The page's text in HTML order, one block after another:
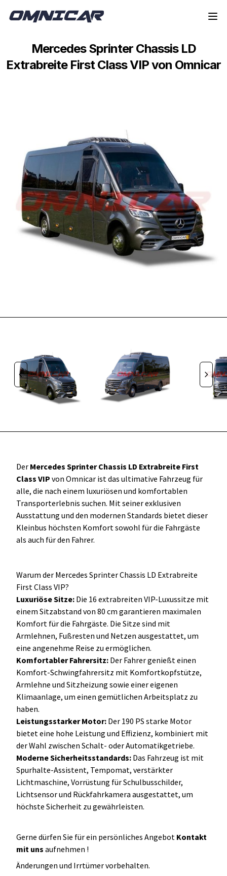
Mercedes Sprinter Chassis LD
Extrabreite First Class VIP von Omnicar
Der Mercedes Sprinter Chassis LD Extrabreite First
Class VIP von Omnicar ist das ultimative Fahrzeug für
alle, die nach einem luxuriösen und komfortablen
Transporterlebnis suchen. Mit seiner exklusiven
Ausstattung und den modernen Standards bietet dieser
Kleinbus höchsten Komfort sowohl für die Fahrgäste
als auch für den Fahrer.
Warum der Mercedes Sprinter Chassis LD Extrabreite
First Class VIP?
Luxuriöse Sitze: Die 16 extrabreiten VIP-Luxussitze mit
einem Sitzabstand von 80 cm garantieren maximalen
Komfort für die Fahrgäste. Die Sitze sind mit
Armlehnen, Fußresten und Netzen ausgestattet, um
eine angenehme Reise zu ermöglichen.
Komfortabler Fahrersitz: Der Fahrer genießt einen
Komfort-Schwingfahrersitz mit Komfortkopfstütze,
Armlehne und Sitzheizung sowie einer eigenen
Klimaanlage, um einen gemütlichen Arbeitsplatz zu
haben.
Leistungsstarker Motor: Der 190 PS starke Motor
bietet eine hohe Leistung und Effizienz, kombiniert mit
der Wahl zwischen Schalt- oder Automatikgetriebe.
Moderne Sicherheitsstandards: Das Fahrzeug ist mit
Spurhalte-Assistent, Tempomat, verstärkter
Lichtmaschine, Vorrüstung für Schulbusschilder,
Lichtsensor und Rückfahrkamera ausgestattet, um
höchste Sicherheit zu gewährleisten.
Gerne dürfen Sie für ein persönliches Angebot Kontakt
mit uns aufnehmen !
Änderungen und Irrtümer vorbehalten.